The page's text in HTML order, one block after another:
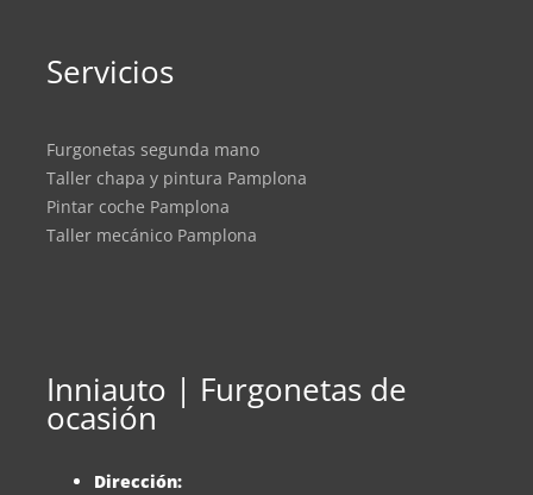
Servicios
Furgonetas segunda mano
Taller chapa y pintura Pamplona
Pintar coche Pamplona
Taller mecánico Pamplona
Inniauto | Furgonetas de
ocasión
Dirección: